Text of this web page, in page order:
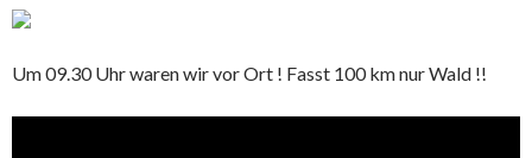
Um 09.30 Uhr waren wir vor Ort ! Fasst 100 km nur Wald !!